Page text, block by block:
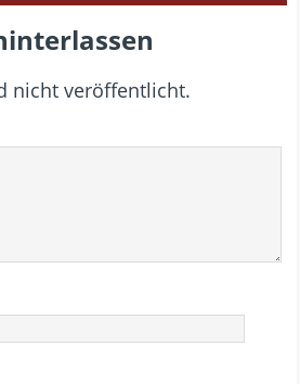
nicht veröffentlicht.